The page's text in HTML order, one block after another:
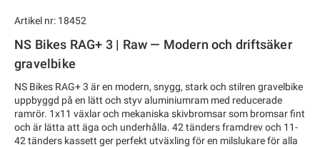
Artikel nr: 18452
NS Bikes RAG+ 3 | Raw — Modern och driftsäker
gravelbike
NS Bikes RAG+ 3 är en modern, snygg, stark och stilren gravelbike
uppbyggd på en lätt och styv aluminiumram med reducerade
ramrör. 1x11 växlar och mekaniska skivbromsar som bromsar fint
och är lätta att äga och underhålla. 42 tänders framdrev och 11-
42 tänders kassett ger perfekt utväxling för en milslukare för alla